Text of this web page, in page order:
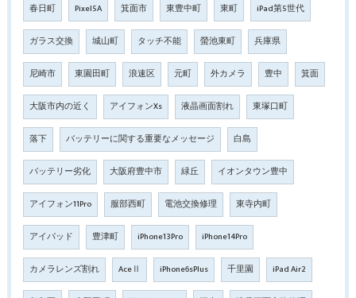
春日町 Pixel5A 箕面市 東豊中町 東町 iPad第5世代
ガラス交換 城山町 タッチ不能 螢池東町 兵庫県
尼崎市 東園田町 浪速区 元町 外カメラ 豊中 箕面
大阪市内の近く アイフォンXs 液晶画面割れ 東塚口町
落下 バッテリーに関する重要なメッセージ 白島
バッテリー劣化 大阪府豊中市 緑丘 イオンタウン豊中
アイフォン11Pro 服部西町 電池交換修理 東寺内町
アイパッド 豊津町 iPhone13Pro iPhone14Pro
カメラレンズ割れ AceⅡ iPhone6sPlus 千里園 iPad Air2